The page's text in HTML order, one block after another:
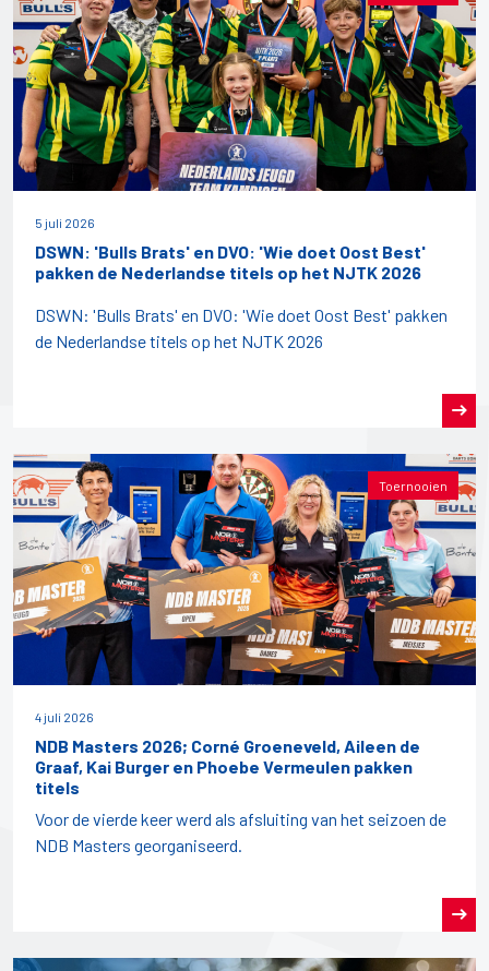
5 juli 2026
DSWN: 'Bulls Brats' en DVO: 'Wie doet Oost Best'
pakken de Nederlandse titels op het NJTK 2026
DSWN: 'Bulls Brats' en DVO: 'Wie doet Oost Best' pakken
de Nederlandse titels op het NJTK 2026
Toernooien
4 juli 2026
NDB Masters 2026; Corné Groeneveld, Aileen de
Graaf, Kai Burger en Phoebe Vermeulen pakken
titels
Voor de vierde keer werd als afsluiting van het seizoen de
NDB Masters georganiseerd.